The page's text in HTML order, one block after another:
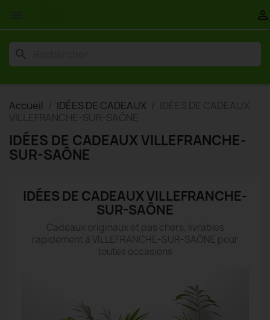

search
Accueil IDÉES DE CADEAUX
IDÉES DE CADEAUX
VILLEFRANCHE-SUR-SAÔNE
IDÉES DE CADEAUX VILLEFRANCHE-
SUR-SAÔNE
IDÉES DE CADEAUX VILLEFRANCHE-
SUR-SAÔNE
Cadeaux originaux et pas chers, livrables
rapidement à VILLEFRANCHE-SUR-SAÔNE pour
toutes occasions